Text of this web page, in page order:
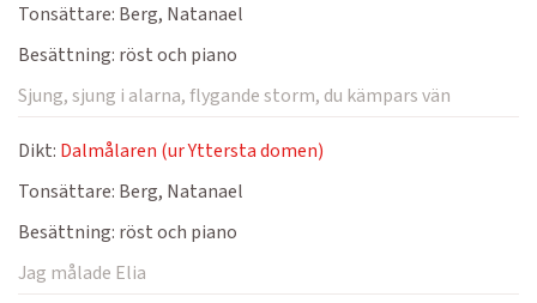
Tonsättare: Berg, Natanael
Besättning: röst och piano
Sjung, sjung i alarna, flygande storm, du kämpars vän
Dikt: Dalmålaren (ur Yttersta domen)
Tonsättare: Berg, Natanael
Besättning: röst och piano
Jag målade Elia